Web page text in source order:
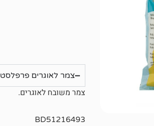
צמר לאוגרים פרפלסט 25 גרם
צמר משובח לאוגרים.
BD51216493